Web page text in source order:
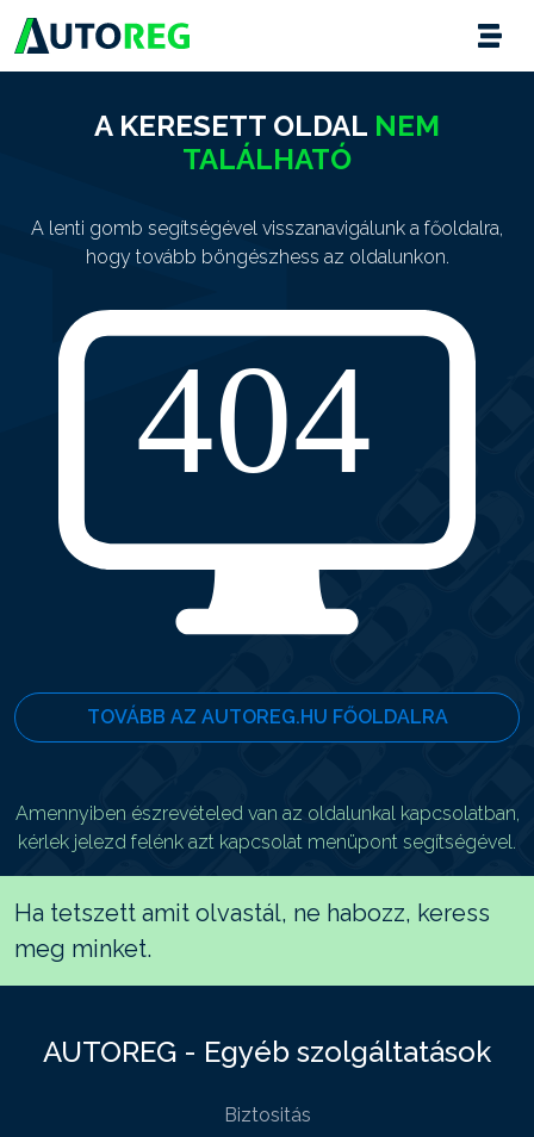
A KERESETT OLDAL NEM
TALÁLHATÓ
A lenti gomb segítségével visszanavigálunk a főoldalra,
hogy tovább böngészhess az oldalunkon.
TOVÁBB AZ AUTOREG.HU FŐOLDALRA
Amennyiben észrevételed van az oldalunkal kapcsolatban,
kérlek jelezd felénk azt kapcsolat menüpont segítségével.
Ha tetszett amit olvastál, ne habozz, keress
meg minket.
AUTOREG - Egyéb szolgáltatások
Biztositás